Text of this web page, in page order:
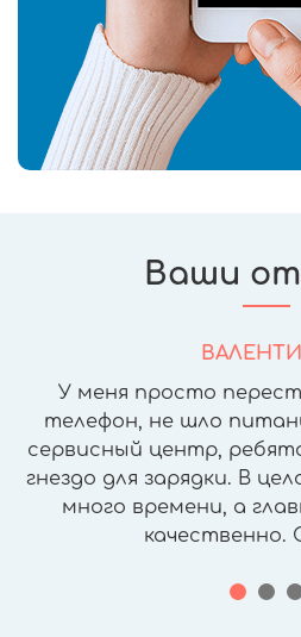
Ваши
У меня просто
телефон, не шло
сервисный центр,
гнездо для зарядки. В
много времени, а
качественно.